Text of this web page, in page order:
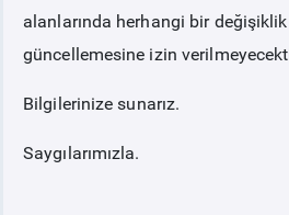
alanlarında herhangi bir
güncellemesine izin
Bilgilerinize sunarız.
Saygılarımızla.